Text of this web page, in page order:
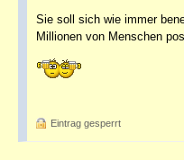
Sie soll sich wie immer
Millionen von Menschen
Eintrag gesperrt